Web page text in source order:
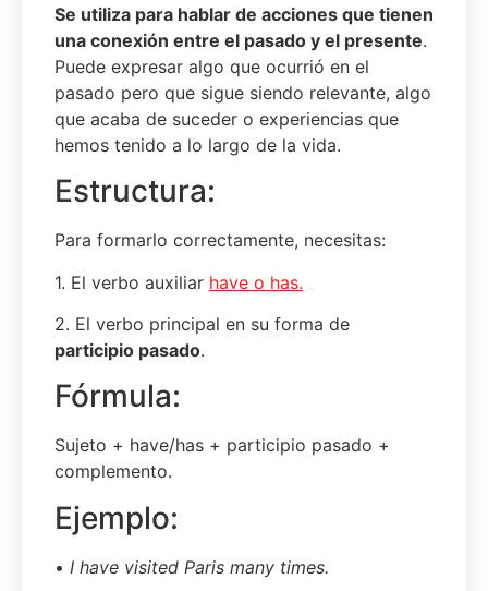
Se utiliza para hablar de acciones que tienen
una conexión entre el pasado y el presente.
Puede expresar algo que ocurrió en el
pasado pero que sigue siendo relevante, algo
que acaba de suceder o experiencias que
hemos tenido a lo largo de la vida.
Estructura:
Para formarlo correctamente, necesitas:
1. El verbo auxiliar have o has.
2. El verbo principal en su forma de
participio pasado.
Fórmula:
Sujeto + have/has + participio pasado +
complemento.
Ejemplo:
• I have visited Paris many times.